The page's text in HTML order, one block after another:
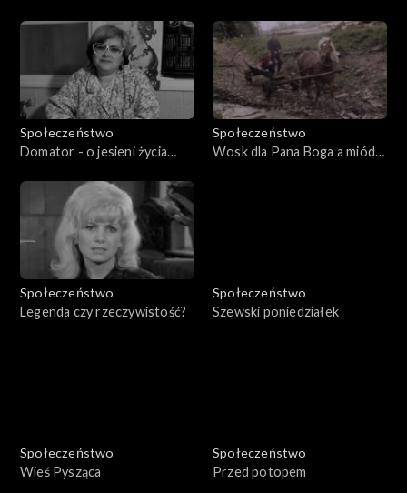
Społeczeństwo
Domator - o jesieni życia
Społeczeństwo
Wosk dla Pana Boga a miód
Społeczeństwo
Legenda czy rzeczywistość?
Społeczeństwo
Szewski poniedziałek
Społeczeństwo
Wieś Pysząca
Społeczeństwo
Przed potopem